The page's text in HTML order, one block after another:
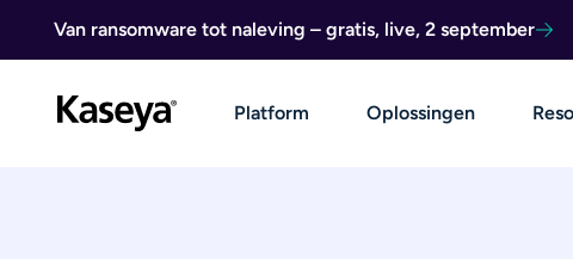
Van ransomware tot naleving – gratis, live, 2 september
Platform Oplossingen